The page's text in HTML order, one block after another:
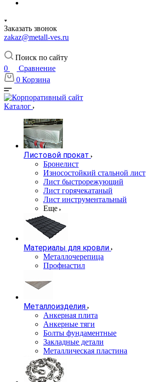
Заказать звонок
zakaz@metall-ves.ru
Поиск по сайту
0
Сравнение
0 Корзина
Каталог
Листовой прокат
Бронелист
Износостойкий стальной лист
Лист быстрорежующий
Лист горячекатаный
Лист инструментальный
Еще
Материалы для кровли
Металлочерепица
Профнастил
Металлоизделия
Анкерная плита
Анкерные тяги
Болты фундаментные
Закладные детали
Металлическая пластина